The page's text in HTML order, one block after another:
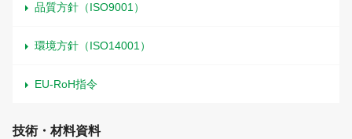
品質方針（ISO9001）
環境方針（ISO14001）
EU-RoH指令
技術・材料資料